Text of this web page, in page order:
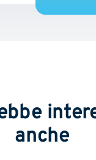
anche